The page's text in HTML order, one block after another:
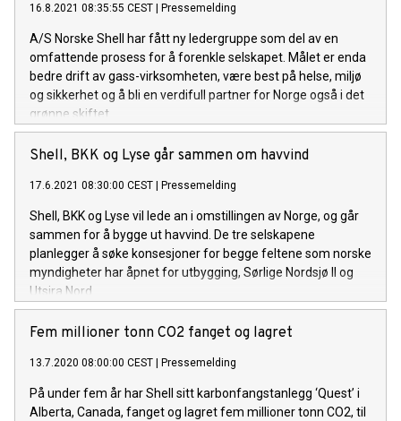
16.8.2021 08:35:55 CEST Pressemelding
A/S Norske Shell har fått ny ledergruppe som del av en
omfattende prosess for å forenkle selskapet. Målet er enda
bedre drift av gass-virksomheten, være best på helse, miljø
og sikkerhet og å bli en verdifull partner for Norge også i det
grønne skiftet.
Shell, BKK og Lyse går sammen om havvind
17.6.2021 08:30:00 CEST Pressemelding
Shell, BKK og Lyse vil lede an i omstillingen av Norge, og går
sammen for å bygge ut havvind. De tre selskapene
planlegger å søke konsesjoner for begge feltene som norske
myndigheter har åpnet for utbygging, Sørlige Nordsjø II og
Utsira Nord.
Fem millioner tonn CO2 fanget og lagret
13.7.2020 08:00:00 CEST Pressemelding
På under fem år har Shell sitt karbonfangstanlegg ‘Quest’ i
Alberta, Canada, fanget og lagret fem millioner tonn CO2, til